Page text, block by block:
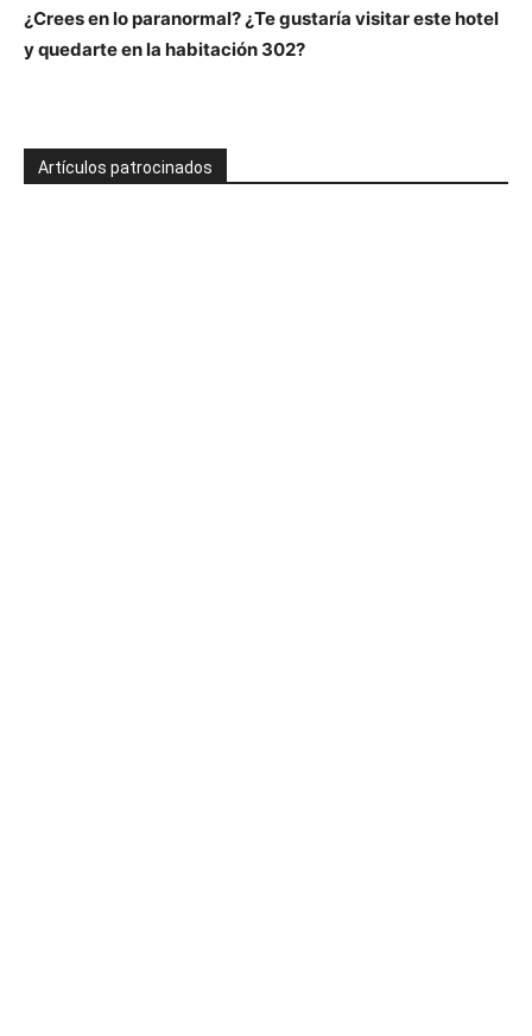
¿Crees en lo paranormal? ¿Te gustaría visitar este hotel
y quedarte en la habitación 302?
Artículos patrocinados